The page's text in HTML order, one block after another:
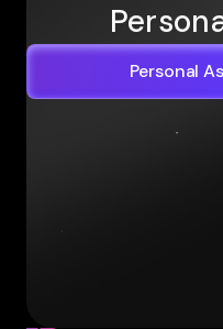
Personal